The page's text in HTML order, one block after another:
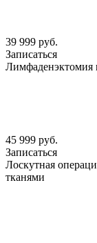
39 999 руб.
Записаться
Лимфаденэктомия
45 999 руб.
Записаться
Лоскутная
тканями